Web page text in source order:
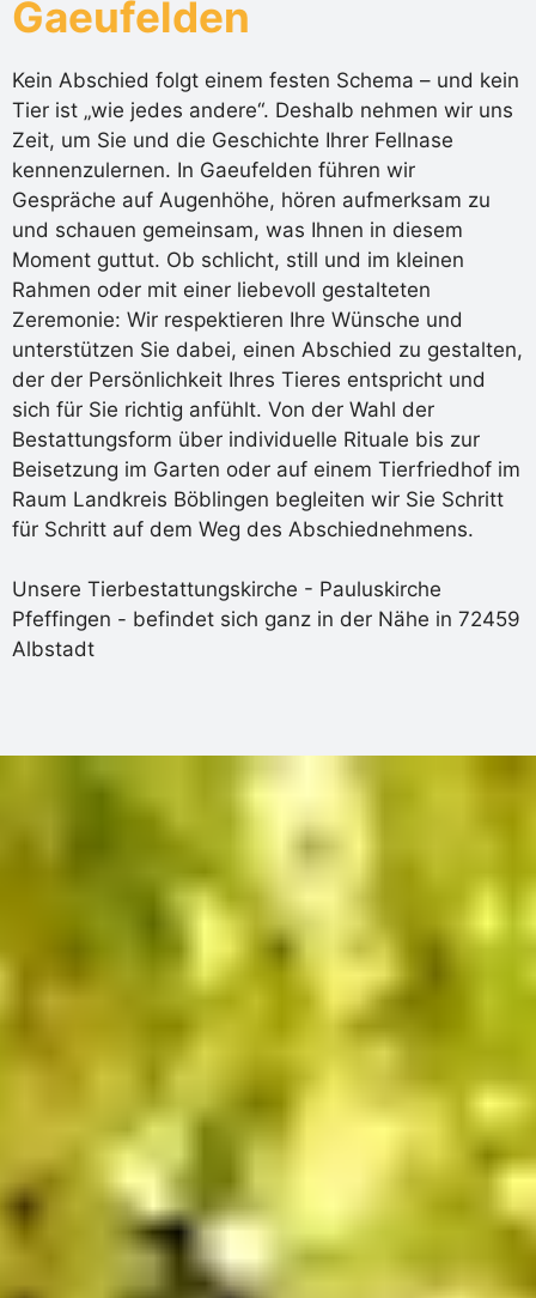
Gaeufelden
Kein Abschied folgt einem festen Schema – und kein
Tier ist „wie jedes andere“. Deshalb nehmen wir uns
Zeit, um Sie und die Geschichte Ihrer Fellnase
kennenzulernen. In Gaeufelden führen wir
Gespräche auf Augenhöhe, hören aufmerksam zu
und schauen gemeinsam, was Ihnen in diesem
Moment guttut. Ob schlicht, still und im kleinen
Rahmen oder mit einer liebevoll gestalteten
Zeremonie: Wir respektieren Ihre Wünsche und
unterstützen Sie dabei, einen Abschied zu gestalten,
der der Persönlichkeit Ihres Tieres entspricht und
sich für Sie richtig anfühlt. Von der Wahl der
Bestattungsform über individuelle Rituale bis zur
Beisetzung im Garten oder auf einem Tierfriedhof im
Raum Landkreis Böblingen begleiten wir Sie Schritt
für Schritt auf dem Weg des Abschiednehmens.
Unsere Tierbestattungskirche - Pauluskirche
Pfeffingen - befindet sich ganz in der Nähe in 72459
Albstadt